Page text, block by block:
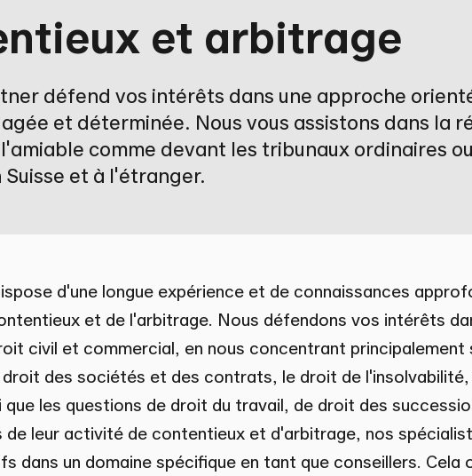
et arbitrage
défend vos intérêts dans une approche
et déterminée. Nous vous assistons dans la
comme devant les tribunaux ordinaires ou
et à l'étranger.
d'une longue expérience et de connaissances
et de l'arbitrage. Nous défendons vos intérêts
civil et commercial, en nous concentrant principalement
des sociétés et des contrats, le droit de
que les questions de droit du travail, de droit des
de leur activité de contentieux et d'arbitrage, nos
dans un domaine spécifique en tant que conseillers. Cela